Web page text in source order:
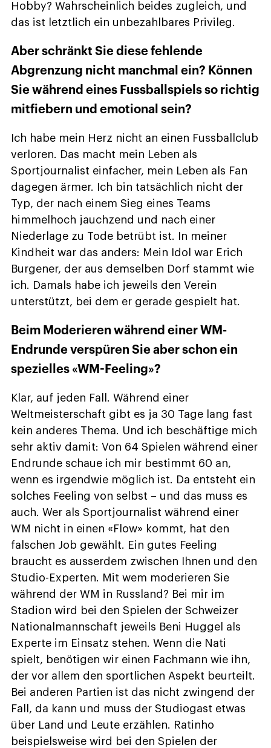
Hobby? Wahrscheinlich beides zugleich, und
das ist letztlich ein unbezahlbares Privileg.
Aber schränkt Sie diese fehlende
Abgrenzung nicht manchmal ein? Können
Sie während eines Fussballspiels so richtig
mitfiebern und emotional sein?
Ich habe mein Herz nicht an einen Fussballclub
verloren. Das macht mein Leben als
Sportjournalist einfacher, mein Leben als Fan
dagegen ärmer. Ich bin tatsächlich nicht der
Typ, der nach einem Sieg eines Teams
himmelhoch jauchzend und nach einer
Niederlage zu Tode betrübt ist. In meiner
Kindheit war das anders: Mein Idol war Erich
Burgener, der aus demselben Dorf stammt wie
ich. Damals habe ich jeweils den Verein
unterstützt, bei dem er gerade gespielt hat.
Beim Moderieren während einer WM-
Endrunde verspüren Sie aber schon ein
spezielles «WM-Feeling»?
Klar, auf jeden Fall. Während einer
Weltmeisterschaft gibt es ja 30 Tage lang fast
kein anderes Thema. Und ich beschäftige mich
sehr aktiv damit: Von 64 Spielen während einer
Endrunde schaue ich mir bestimmt 60 an,
wenn es irgendwie möglich ist. Da entsteht ein
solches Feeling von selbst – und das muss es
auch. Wer als Sportjournalist während einer
WM nicht in einen «Flow» kommt, hat den
falschen Job gewählt. Ein gutes Feeling
braucht es ausserdem zwischen Ihnen und den
Studio-Experten. Mit wem moderieren Sie
während der WM in Russland? Bei mir im
Stadion wird bei den Spielen der Schweizer
Nationalmannschaft jeweils Beni Huggel als
Experte im Einsatz stehen. Wenn die Nati
spielt, benötigen wir einen Fachmann wie ihn,
der vor allem den sportlichen Aspekt beurteilt.
Bei anderen Partien ist das nicht zwingend der
Fall, da kann und muss der Studiogast etwas
über Land und Leute erzählen. Ratinho
beispielsweise wird bei den Spielen der